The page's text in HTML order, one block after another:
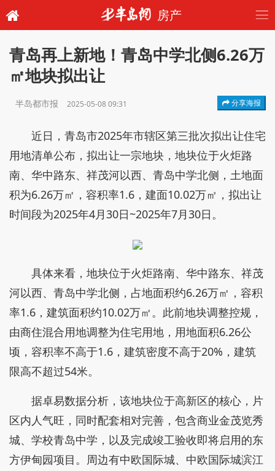
房产
青岛再上新地！青岛中学北侧6.26万
㎡地块拟出让
半岛都市报 2025-05-08 09:31 分享海报
近日，青岛市2025年市辖区第三批次拟出让住宅
用地清单公布，拟出让一宗地块，地块位于火炬路
南、华中路东、祥茂河以西、青岛中学北侧，土地面
积为6.26万㎡，容积率1.6，建面10.02万㎡，拟出让
时间段为2025年4月30日~2025年7月30日。
具体来看，地块位于火炬路南、华中路东、祥茂
河以西、青岛中学北侧，占地面积约6.26万㎡，容积
率1.6，建筑面积约10.02万㎡。此前地块调整控规，
由商住混合用地调整为住宅用地，用地面积6.26公
顷，容积率不高于1.6，建筑密度不高于20%，建筑
限高不超过54米。
据卓易数据分析，该地块位于高新区的核心，片
区内人气旺，同时配套相对完善，包含商业金茂览秀
城、学校青岛中学，以及完成竣工验收即将启用的东
方伊甸园项目。周边有中欧国际城、中欧国际城滨江